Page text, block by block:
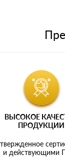
ВЫСОКОЕ
ПРОДУКЦИИ
и действующими